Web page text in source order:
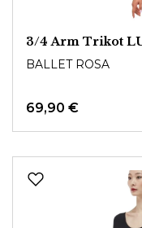
3/4 Arm Trikot
BALLET ROSA
69,90 €